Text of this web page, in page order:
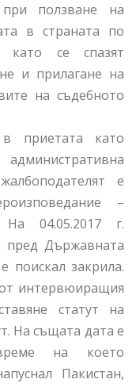
при ползване на
в страната по
като се спазят
и прилагане на
на съдебното
приетата като
е
–
На 04.05.2017 г.
пред Държавната
поискал закрила.
интервюиращия
статут на
На същата дата е
на което
Пакистан,